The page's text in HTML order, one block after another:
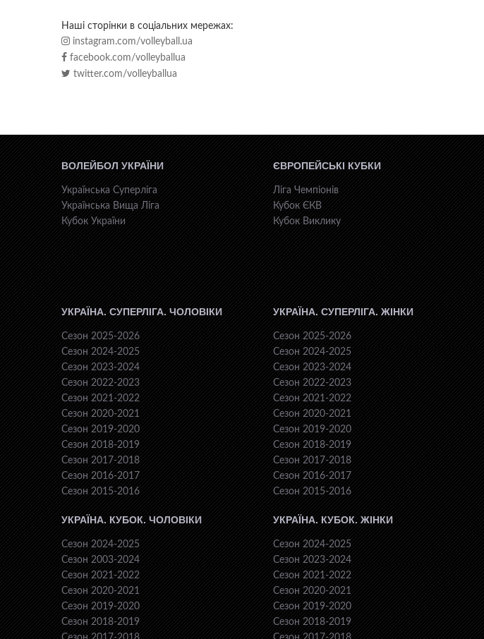
Наші сторінки в соціальних мережах:
instagram.com/volleyball.ua
facebook.com/volleyballua
twitter.com/volleyballua
ВОЛЕЙБОЛ УКРАЇНИ
Українська Суперліга
Українська Вища Ліга
Кубок України
ЄВРОПЕЙСЬКІ КУБКИ
Ліга Чемпіонів
Кубок ЄКВ
Кубок Виклику
УКРАЇНА. СУПЕРЛІГА. ЧОЛОВІКИ
Сезон 2025-2026
Сезон 2024-2025
Сезон 2023-2024
Сезон 2022-2023
Сезон 2021-2022
Сезон 2020-2021
Сезон 2019-2020
Сезон 2018-2019
Сезон 2017-2018
Сезон 2016-2017
Сезон 2015-2016
УКРАЇНА. СУПЕРЛІГА. ЖІНКИ
Сезон 2025-2026
Сезон 2024-2025
Сезон 2023-2024
Сезон 2022-2023
Сезон 2021-2022
Сезон 2020-2021
Сезон 2019-2020
Сезон 2018-2019
Сезон 2017-2018
Сезон 2016-2017
Сезон 2015-2016
УКРАЇНА. КУБОК. ЧОЛОВІКИ
Сезон 2024-2025
Сезон 2003-2024
Сезон 2021-2022
Сезон 2020-2021
Сезон 2019-2020
Сезон 2018-2019
УКРАЇНА. КУБОК. ЖІНКИ
Сезон 2024-2025
Сезон 2023-2024
Сезон 2021-2022
Сезон 2020-2021
Сезон 2019-2020
Сезон 2018-2019